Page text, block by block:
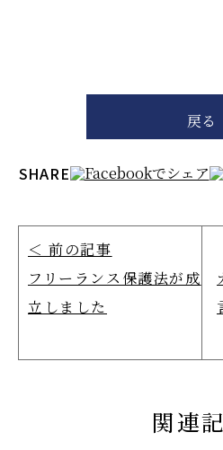
戻る
SHARE
＜ 前の記事
フリーランス保護法が成
立しました
関連